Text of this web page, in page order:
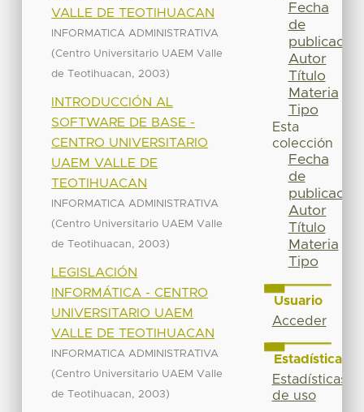
VALLE DE TEOTIHUACAN
INFORMATICA ADMINISTRATIVA
(Centro Universitario UAEM Valle
de Teotihuacan, 2003)
INTRODUCCIÓN AL
SOFTWARE DE BASE -
CENTRO UNIVERSITARIO
UAEM VALLE DE
TEOTIHUACAN
INFORMATICA ADMINISTRATIVA
(Centro Universitario UAEM Valle
de Teotihuacan, 2003)
LEGISLACIÓN
INFORMÁTICA - CENTRO
UNIVERSITARIO UAEM
VALLE DE TEOTIHUACAN
INFORMATICA ADMINISTRATIVA
(Centro Universitario UAEM Valle
de Teotihuacan, 2003)
Fecha
de
publicación
Autor
Título
Materia
Tipo
Esta
colección
Fecha
de
publicación
Autor
Título
Materia
Tipo
Usuario
Acceder
Estadísticas
Estadísticas
de uso